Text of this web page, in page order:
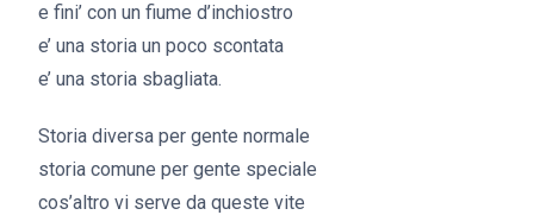
e fini’ con un fiume d’inchiostro
e’ una storia un poco scontata
e’ una storia sbagliata.
Storia diversa per gente normale
storia comune per gente speciale
cos’altro vi serve da queste vite